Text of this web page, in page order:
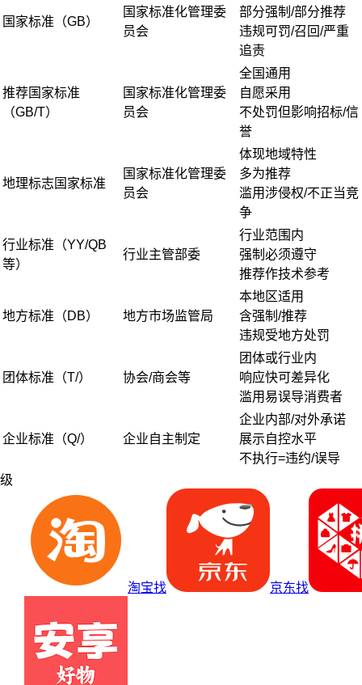
国家标准（GB）
国家标准化管理委
员会
部分强制/部分推荐
违规可罚/召回/严重
追责
推荐国家标准
（GB/T）
国家标准化管理委
员会
全国通用
自愿采用
不处罚但影响招标/信
誉
地理标志国家标准
国家标准化管理委
员会
体现地域特性
多为推荐
滥用涉侵权/不正当竞
争
行业标准（YY/QB
等）
行业主管部委
行业范围内
强制必须遵守
推荐作技术参考
地方标准（DB） 地方市场监管局
本地区适用
含强制/推荐
违规受地方处罚
团体标准（T/） 协会/商会等
团体或行业内
响应快可差异化
滥用易误导消费者
企业标准（Q/） 企业自主制定
企业内部/对外承诺
展示自控水平
不执行=违约/误导
级
淘宝找 京东找